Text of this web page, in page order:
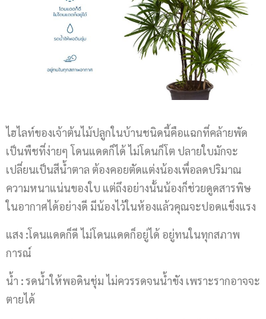
ไฮไลท์ของเจ้าต้นไม้ปลูกในบ้านชนิดนี้คือแฉกที่คล้ายพัด
เป็นพืชที่ง่ายๆ โดนแดดก็ได้ ไม่โดนก็โต ปลายใบมักจะ
เปลี่ยนเป็นสีน้ำตาล ต้องคอยตัดแต่งน้องเพื่อลดปริมาณ
ความหนาแน่นของใบ แต่ถึงอย่างนั้นน้องก็ช่วยดูดสารพิษ
ในอากาศได้อย่างดี มีน้องไว้ในห้องแล้วคุณจะปอดแข็งแรง
แสง :โดนแดดก็ดี ไม่โดนแดดก็อยู่ได้ อยู่ทนในทุกสภาพ
การณ์
น้ำ :รดน้ำให้พอดินชุ่ม ไม่ควรรดจนน้ำขัง เพราะรากอาจจะ
ตายได้